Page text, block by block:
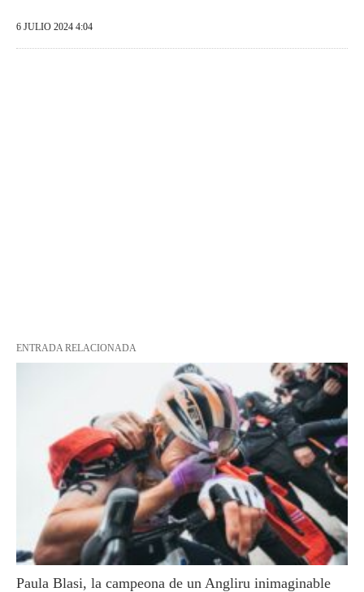
6 JULIO 2024 4:04
ENTRADA RELACIONADA
Paula Blasi, la campeona de un Angliru inimaginable